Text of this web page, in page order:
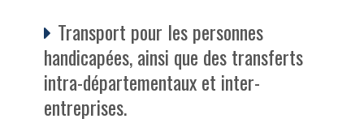
Transport pour les personnes
handicapées, ainsi que des transferts
intra-départementaux et inter-
entreprises.